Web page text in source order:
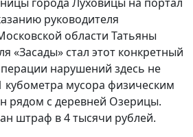
руководителя
области Татьяны
«Засады» стал этот конкретный
нарушений здесь не
кубометра мусора физическим
рядом с деревней Озерицы.
штраф в 4 тысячи рублей.